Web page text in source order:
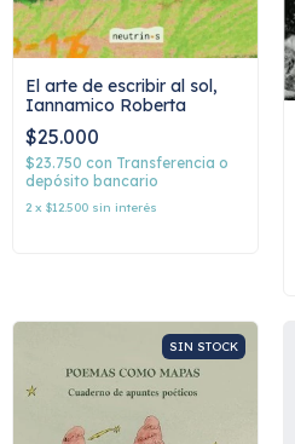
El arte de escribir al sol,
Iannamico Roberta
$25.000
$23.750 con Transferencia o
depósito bancario
2 x $12.500 sin interés
SIN STOCK